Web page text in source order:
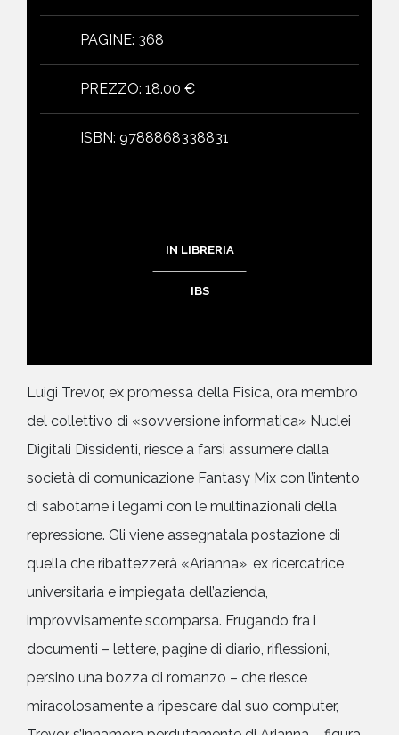
PAGINE: 368
PREZZO: 18.00 €
ISBN: 9788868338831
IN LIBRERIA
IBS
Luigi Trevor, ex promessa della Fisica, ora membro
del collettivo di «sovversione informatica» Nuclei
Digitali Dissidenti, riesce a farsi assumere dalla
società di comunicazione Fantasy Mix con l’intento
di sabotarne i legami con le multinazionali della
repressione. Gli viene assegnatala postazione di
quella che ribattezzerà «Arianna», ex ricercatrice
universitaria e impiegata dell’azienda,
improvvisamente scomparsa. Frugando fra i
documenti – lettere, pagine di diario, riflessioni,
persino una bozza di romanzo – che riesce
miracolosamente a ripescare dal suo computer,